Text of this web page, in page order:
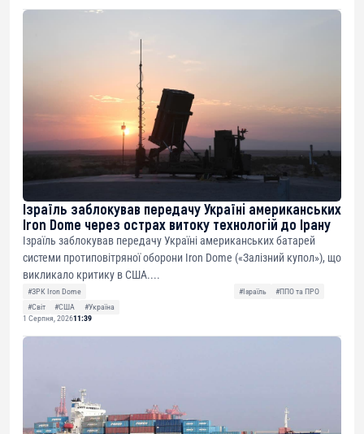
Ізраїль заблокував передачу Україні американських
Iron Dome через острах витоку технологій до Ірану
Ізраїль заблокував передачу Україні американських батарей
системи протиповітряної оборони Iron Dome («Залізний купол»), що
викликало критику в США....
#ЗРК Iron Dome #Ізраїль
#ППО та ПРО
#Світ
#США
#Україна
1 Серпня, 202611:39